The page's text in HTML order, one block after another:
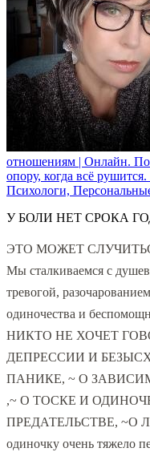
отношениям | Онлайн.
опору, когда всё
Психологи,
У БОЛИ НЕТ СРОКА
ЭТО МОЖЕТ
Мы сталкиваемся с
тревогой,
одиночества и
НИКТО НЕ ХОЧЕТ
ДЕПРЕССИИ И
ПАНИКЕ, ~ О
,~ О ТОСКЕ И
ПРЕДАТЕЛЬСТВЕ, ~О
одиночку очень тяжело